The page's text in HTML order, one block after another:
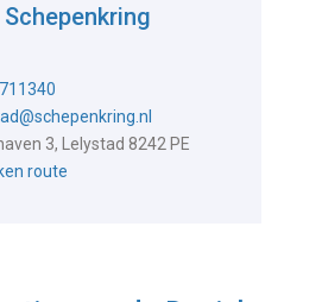
3, Lelystad 8242 PE
route